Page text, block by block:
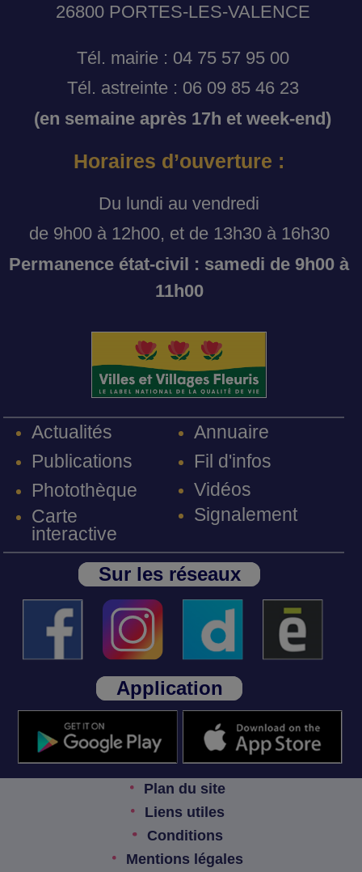
26800 PORTES-LES-VALENCE
Tél. mairie : 04 75 57 95 00
Tél. astreinte : 06 09 85 46 23
(en semaine après 17h et week-end)
Horaires d’ouverture :
Du lundi au vendredi
de 9h00 à 12h00, et de 13h30 à 16h30
Permanence état-civil : samedi de 9h00 à
11h00
Actualités
Publications
Photothèque
Carte
interactive
Annuaire
Fil d'infos
Vidéos
Signalement
Sur les réseaux
Application
Plan du site
Liens utiles
Conditions
Mentions légales